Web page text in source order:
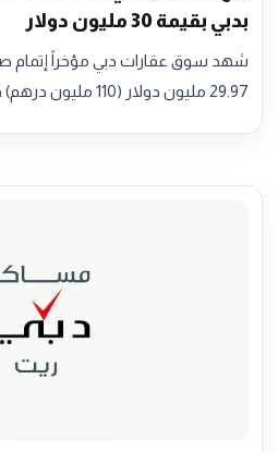
بدبي بقيمة 30 مليون دولار
شهد سوق عقارات دبي مؤخراً إتمام
29.97 مليون دولار (110 مليون درهم) في منطقة عقارات…